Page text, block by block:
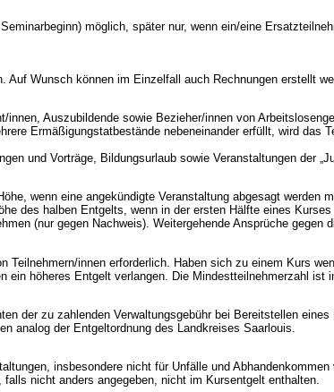
möglich, später nur, wenn ein/eine
Wunsch können im Einzelfall auch Rechnungen erstellt
Auszubildende sowie Bezieher/innen von
Ermäßigungstatbestände nebeneinander erfüllt, wird das
und Vorträge, Bildungsurlaub sowie Veranstaltungen der
wenn eine angekündigte Veranstaltung abgesagt werden
des halben Entgelts, wenn in der ersten Hälfte eines
(nur gegen Nachweis). Weitergehende Ansprüche gegen
innen erforderlich. Haben sich zu einem Kurs
höheres Entgelt verlangen. Die Mindestteilnehmerzahl ist
der zu zahlenden Verwaltungsgebühr bei Bereitstellen
analog der Entgeltordnung des Landkreises Saarlouis.
insbesondere nicht für Unfälle und
nicht anders angegeben, nicht im Kursentgelt enthalten.